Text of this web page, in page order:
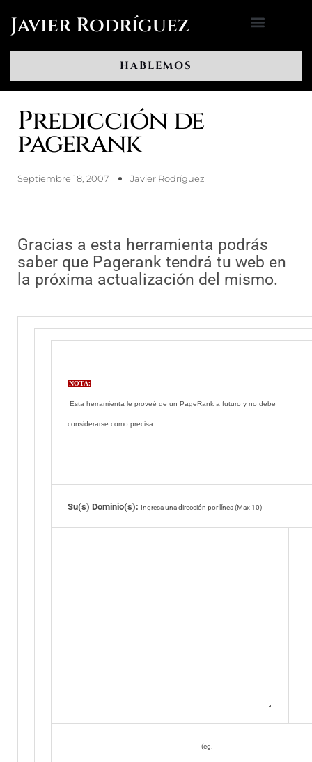
Javier Rodríguez
HABLEMOS
Predicción de
pagerank
Septiembre 18, 2007 Javier Rodríguez
Gracias a esta herramienta podrás
saber que Pagerank tendrá tu web en
la próxima actualización del mismo.
NOTA:
Esta herramienta le proveé de un PageRank a futuro y no debe
considerarse como precisa.
Su(s) Dominio(s): Ingresa una dirección por línea (Max 10)
(eg.